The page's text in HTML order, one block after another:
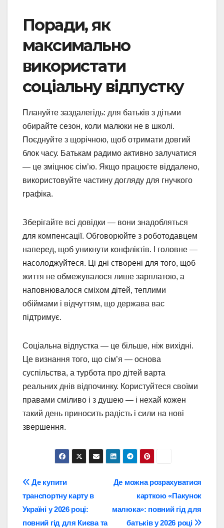
Поради, як
максимально
використати
соціальну відпустку
Плануйте заздалегідь: для батьків з дітьми
обирайте сезон, коли малюки не в школі.
Поєднуйте з щорічною, щоб отримати довгий
блок часу. Батькам радимо активно залучатися
— це зміцнює сім’ю. Якщо працюєте віддалено,
використовуйте частину догляду для гнучкого
графіка.
Зберігайте всі довідки — вони знадобляться
для компенсації. Обговорюйте з роботодавцем
наперед, щоб уникнути конфліктів. І головне —
насолоджуйтеся. Ці дні створені для того, щоб
життя не обмежувалося лише зарплатою, а
наповнювалося сміхом дітей, теплими
обіймами і відчуттям, що держава вас
підтримує.
Соціальна відпустка — це більше, ніж вихідні.
Це визнання того, що сім’я — основа
суспільства, а турбота про дітей варта
реальних днів відпочинку. Користуйтеся своїми
правами сміливо і з душею — і нехай кожен
такий день приносить радість і сили на нові
звершення.
Навігація
записів
Де можна розрахуватися
карткою «Пакунок
малюка»: повний гід для
батьків у 2026 році
Де купити
транспортну карту в
Україні у 2026 році:
повний гід для Києва та